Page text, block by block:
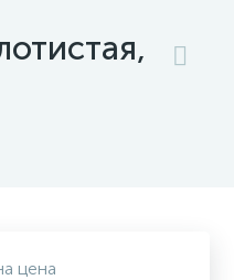
цена